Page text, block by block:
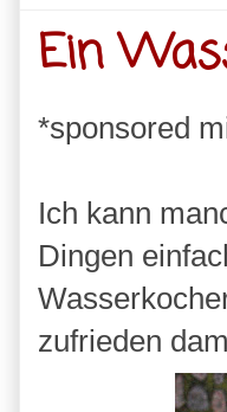
Ein
*sponsored
Ich kann
Dingen
zufrieden